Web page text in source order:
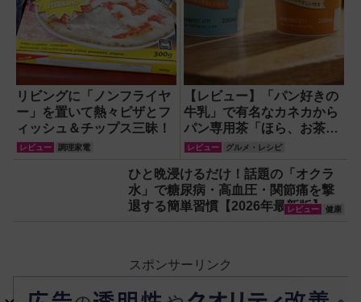
リビングに「ノンフライヤ
ー」を置いて熱々ピザとフ
ィッシュ＆チップス三昧！
レビュー 調理家電
【レビュー】「パン好きの
牛乳」で有名なカネカから
パン専用茶「ほら、お茶ミ
ルク」新登場！
レビュー グルメ・レシピ
ひと晩浸けるだけ！話題の「オクラ
水」で糖尿病・高血圧・関節痛を撃
退する簡単習慣【2026年最新版】
レビュー 健康
スポンサーリンク